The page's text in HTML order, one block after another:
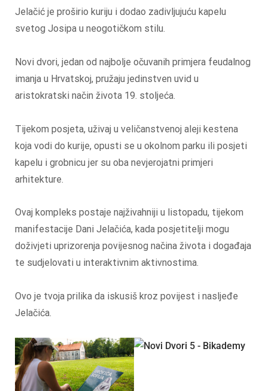
Jelačić je proširio kuriju i dodao zadivljujuću kapelu
svetog Josipa u neogotičkom stilu.
Novi dvori, jedan od najbolje očuvanih primjera feudalnog
imanja u Hrvatskoj, pružaju jedinstven uvid u
aristokratski način života 19. stoljeća.
Tijekom posjeta, uživaj u veličanstvenoj aleji kestena
koja vodi do kurije, opusti se u okolnom parku ili posjeti
kapelu i grobnicu jer su oba nevjerojatni primjeri
arhitekture.
Ovaj kompleks postaje najživahniji u listopadu, tijekom
manifestacije Dani Jelačića, kada posjetitelji mogu
doživjeti uprizorenja povijesnog načina života i događaja
te sudjelovati u interaktivnim aktivnostima.
Ovo je tvoja prilika da iskusiš kroz povijest i nasljeđe
Jelačića.